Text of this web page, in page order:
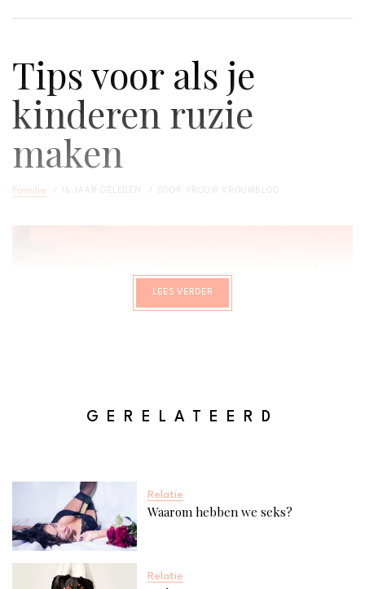
Tips voor als je
kinderen ruzie
maken
Familie 16 JAAR GELEDEN DOOR VROUW VROUWBLOG
LEES VERDER
GERELATEERD
Relatie
Waarom hebben we seks?
Relatie